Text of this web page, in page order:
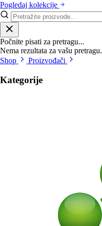
Pogledaj kolekcije
Počnite pisati za pretragu...
Nema rezultata za vašu pretragu.
Shop
Proizvođači
Kategorije